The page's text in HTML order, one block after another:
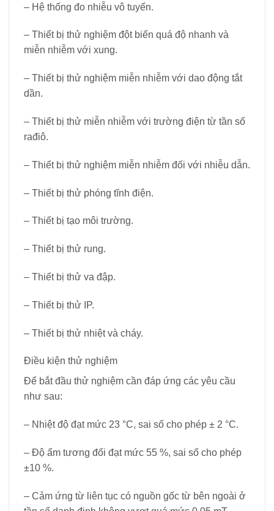
– Hệ thống đo nhiễu vô tuyến.
– Thiết bị thử nghiệm đột biến quá độ nhanh và
miễn nhiễm với xung.
– Thiết bị thử nghiệm miễn nhiễm với dao động tắt
dần.
– Thiết bị thử miễn nhiễm với trường điện từ tần số
rađiô.
– Thiết bị thử nghiệm miễn nhiễm đối với nhiễu dẫn.
– Thiết bị thử phóng tĩnh điện.
– Thiết bị tạo môi trường.
– Thiết bị thử rung.
– Thiết bị thử va đập.
– Thiết bị thử IP.
– Thiết bị thử nhiệt và cháy.
Điều kiện thử nghiệm
Để bắt đầu thử nghiệm cần đáp ứng các yêu cầu
như sau:
– Nhiệt độ đạt mức 23 °C, sai số cho phép ± 2 °C.
– Độ ẩm tương đối đạt mức 55 %, sai số cho phép
±10 %.
– Cảm ứng từ liên tục có nguồn gốc từ bên ngoài ở